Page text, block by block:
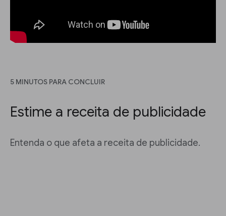
5 MINUTOS PARA CONCLUIR
Estime a receita de publicidade
Entenda o que afeta a receita de publicidade.